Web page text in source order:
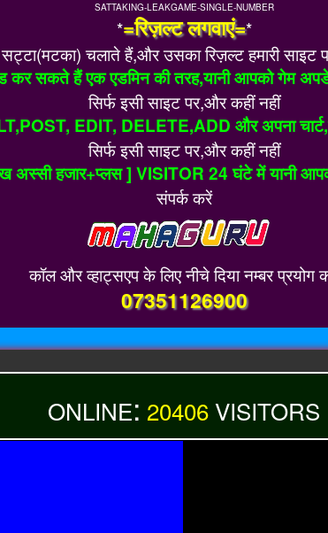
SATTAKING-LEAKGAME-SINGLE-NUMBER
*=रिज़ल्ट लगवाएं=*
चलाते हैं,और उसका रिज़ल्ट हमारी साइट
सकते हैं एक एडमिन की तरह,यानी आपको गेम
सिर्फ इसी साइट पर,और कहीं नहीं
EDIT, DELETE,ADD और अपना
सिर्फ इसी साइट पर,और कहीं नहीं
हजार+प्लस ] VISITOR 24 घंटे में यानी आपका
संपर्क करें
कॉल और व्हाट्सएप के लिए नीचे दिया नम्बर प्रयोग
07351126900
ONLINE: 20406 VISITORS